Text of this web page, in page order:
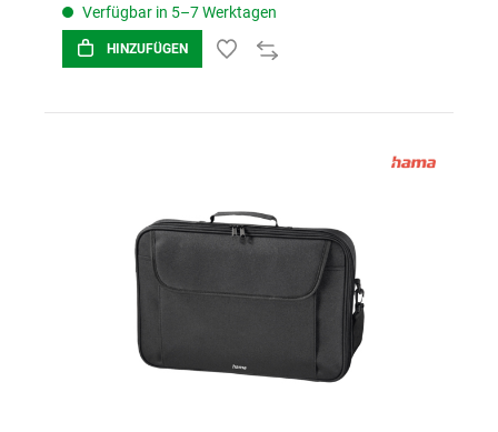
Verfügbar in 5–7 Werktagen
HINZUFÜGEN